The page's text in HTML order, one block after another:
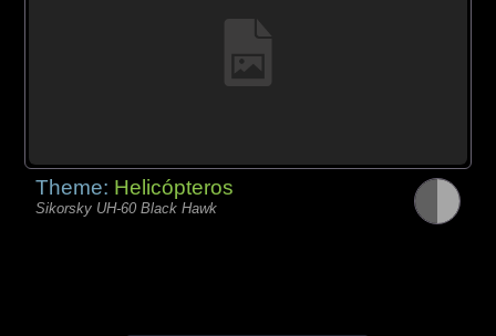
Theme: Helicópteros
Sikorsky UH-60 Black Hawk